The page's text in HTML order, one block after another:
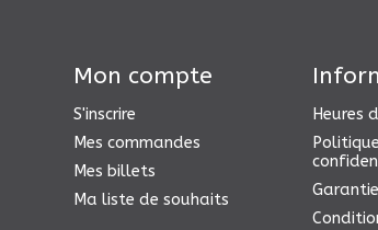
Mon compte
S'inscrire
Mes commandes
Mes billets
Ma liste de souhaits
Heures